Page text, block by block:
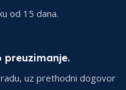
od 15 dana.
preuzimanje.
uz prethodni dogovor